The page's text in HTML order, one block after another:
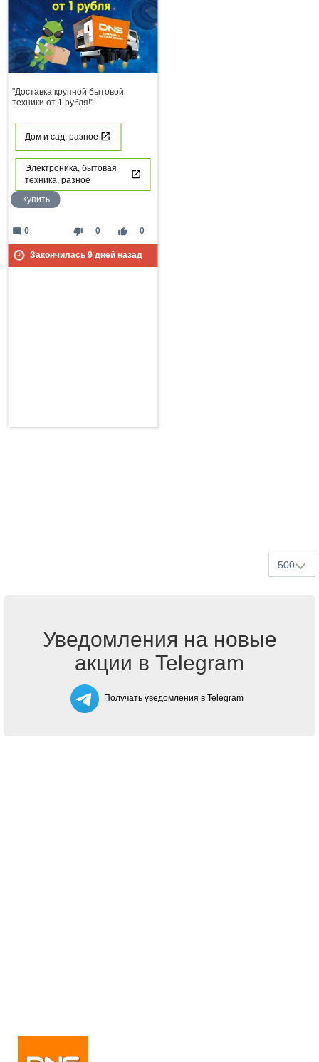
"Доставка крупной бытовой
техники от 1 рубля!"
Дом и сад, разное
Электроника, бытовая
техника, разное
Купить
thumb_down 0 thumb_up 0
mode_comment 0
Закончилась 9дней назад
500
Уведомления на новые
акции в Telegram
Получать уведомления в Telegram